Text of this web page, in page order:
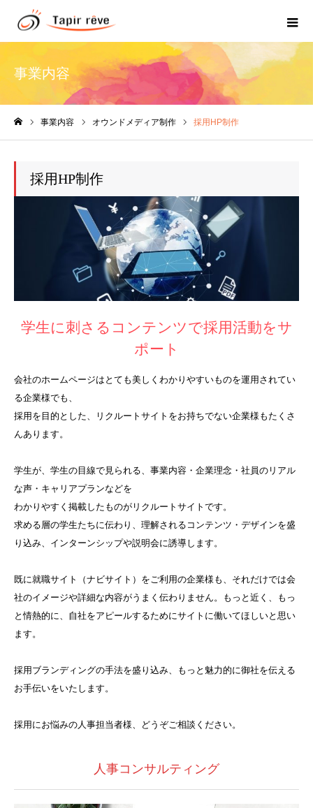
事業内容
事業内容 オウンドメディア制作 採用HP制作
採用HP制作
学生に刺さるコンテンツで採用活動をサ
ポート
会社のホームページはとても美しくわかりやすいものを運用されてい
る企業様でも、
採用を目的とした、リクルートサイトをお持ちでない企業様もたくさ
んあります。
学生が、学生の目線で見られる、事業内容・企業理念・社員のリアル
な声・キャリアプランなどを
わかりやすく掲載したものがリクルートサイトです。
求める層の学生たちに伝わり、理解されるコンテンツ・デザインを盛
り込み、インターンシップや説明会に誘導します。
既に就職サイト（ナビサイト）をご利用の企業様も、それだけでは会
社のイメージや詳細な内容がうまく伝わりません。もっと近く、もっ
と情熱的に、自社をアピールするためにサイトに働いてほしいと思い
ます。
採用ブランディングの手法を盛り込み、もっと魅力的に御社を伝える
お手伝いをいたします。
採用にお悩みの人事担当者様、どうぞご相談ください。
人事コンサルティング